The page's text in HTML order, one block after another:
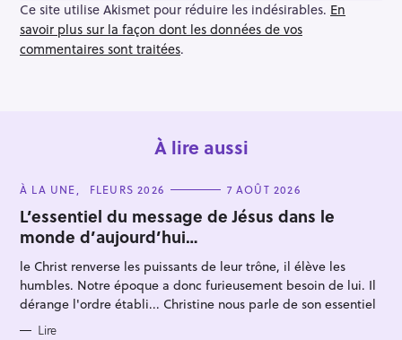
a
t
i
Ce site utilise Akismet pour réduire les indésirables. En
savoir plus sur la façon dont les données de vos
commentaires sont traitées.
À lire aussi
C
T
E
G
O
R
I
E
S
À LA UNE FLEURS 2026 7 AOÛT 2026
L’essentiel du message de Jésus dans le
monde d’aujourd’hui…
le Christ renverse les puissants de leur trône, il élève les
humbles. Notre époque a donc furieusement besoin de lui. Il
dérange l'ordre établi... Christine nous parle de son essentiel
Lire